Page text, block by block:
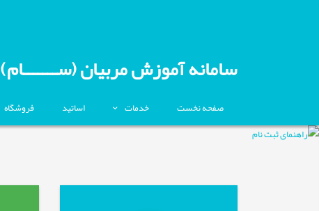
سامانه آموزش مربیان (ســـــــام)
صفحه نخست خدمات اساتید فروشگاه